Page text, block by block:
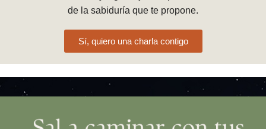
de la sabiduría que te propone.
Sí, quiero una charla contigo